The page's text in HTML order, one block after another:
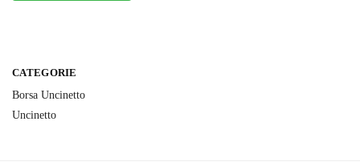
CATEGORIE
Borsa Uncinetto
Uncinetto